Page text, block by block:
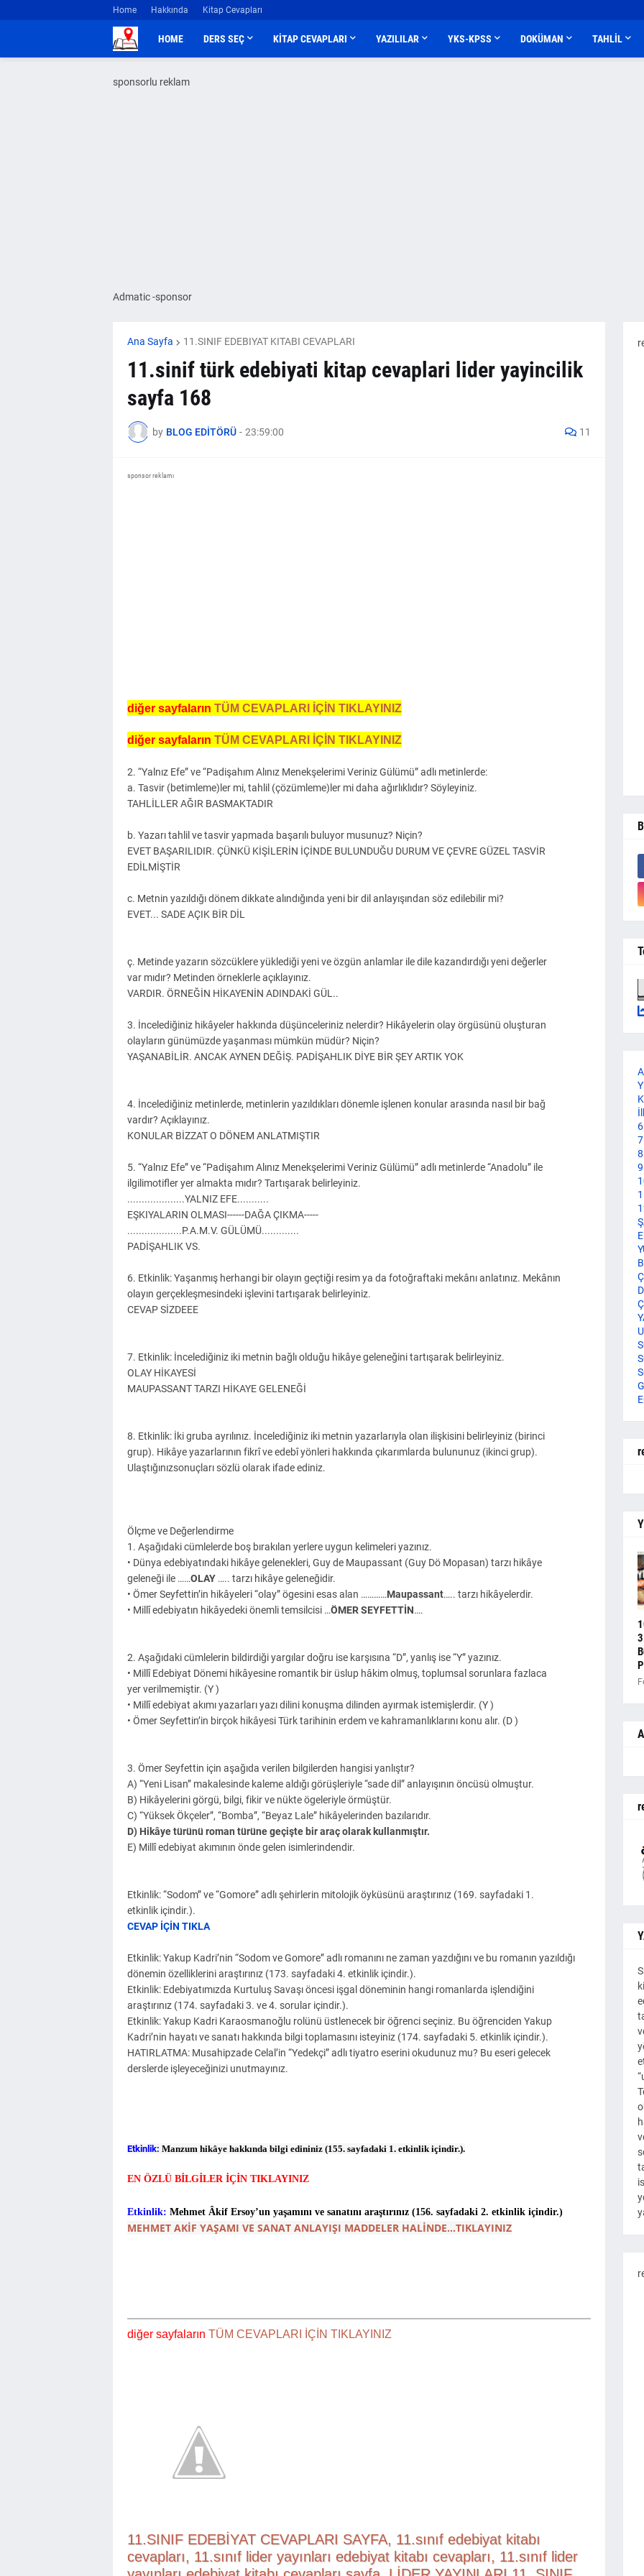
Home Hakkında Kitap Cevapları
HOME DERS SEÇ KİTAP CEVAPLARI YAZILILAR YKS-KPSS DOKÜMAN TAHLİL
sponsorlu reklam
Admatic -sponsor
Ana Sayfa 11.SINIF EDEBIYAT KITABI CEVAPLARI
11.sinif türk edebiyati kitap cevaplari lider yayincilik
sayfa 168
by BLOG EDİTÖRÜ - 23:59:00 11
sponsor reklamı
d iğer sayfaların TÜM CEVAPLARI İÇİN TIKLAYINIZ
d iğer sayfaların TÜM CEVAPLARI İÇİN TIKLAYINIZ
2. “Yalnız Efe” ve “Padişahım Alınız Menekşelerimi Veriniz Gülümü” adlı metinlerde:
a. Tasvir (betimleme)ler mi, tahlil (çözümleme)ler mi daha ağırlıklıdır? Söyleyiniz.
TAHLİLLER AĞIR BASMAKTADIR
b. Yazarı tahlil ve tasvir yapmada başarılı buluyor musunuz? Niçin?
EVET BAŞARILIDIR. ÇÜNKÜ KİŞİLERİN İÇİNDE BULUNDUĞU DURUM VE ÇEVRE GÜZEL TASVİR
EDİLMİŞTİR
c. Metnin yazıldığı dönem dikkate alındığında yeni bir dil anlayışından söz edilebilir mi?
EVET... SADE AÇIK BİR DİL
ç. Metinde yazarın sözcüklere yüklediği yeni ve özgün anlamlar ile dile kazandırdığı yeni değerler
var mıdır? Metinden örneklerle açıklayınız.
VARDIR. ÖRNEĞİN HİKAYENİN ADINDAKİ GÜL..
3. İncelediğiniz hikâyeler hakkında düşünceleriniz nelerdir? Hikâyelerin olay örgüsünü oluşturan
olayların günümüzde yaşanması mümkün müdür? Niçin?
YAŞANABİLİR. ANCAK AYNEN DEĞİŞ. PADİŞAHLIK DİYE BİR ŞEY ARTIK YOK
4. İncelediğiniz metinlerde, metinlerin yazıldıkları dönemle işlenen konular arasında nasıl bir bağ
vardır? Açıklayınız.
KONULAR BİZZAT O DÖNEM ANLATMIŞTIR
5. “Yalnız Efe” ve “Padişahım Alınız Menekşelerimi Veriniz Gülümü” adlı metinlerde “Anadolu” ile
ilgilimotifler yer almakta mıdır? Tartışarak belirleyiniz.
....................YALNIZ EFE...........
EŞKIYALARIN OLMASI------DAĞA ÇIKMA-----
...................P.A.M.V. GÜLÜMÜ.............
PADİŞAHLIK VS.
6. Etkinlik: Yaşanmış herhangi bir olayın geçtiği resim ya da fotoğraftaki mekânı anlatınız. Mekânın
olayın gerçekleşmesindeki işlevini tartışarak belirleyiniz.
CEVAP SİZDEEE
7. Etkinlik: İncelediğiniz iki metnin bağlı olduğu hikâye geleneğini tartışarak belirleyiniz.
OLAY HİKAYESİ
MAUPASSANT TARZI HİKAYE GELENEĞİ
8. Etkinlik: İki gruba ayrılınız. İncelediğiniz iki metnin yazarlarıyla olan ilişkisini belirleyiniz (birinci
grup). Hikâye yazarlarının fikrî ve edebî yönleri hakkında çıkarımlarda bulununuz (ikinci grup).
Ulaştığınızsonuçları sözlü olarak ifade ediniz.
Ölçme ve Değerlendirme
1. Aşağıdaki cümlelerde boş bırakılan yerlere uygun kelimeleri yazınız.
• Dünya edebiyatındaki hikâye gelenekleri, Guy de Maupassant (Guy Dö Mopasan) tarzı hikâye
geleneği ile ……OLAY ….. tarzı hikâye geleneğidir.
• Ömer Seyfettin’in hikâyeleri “olay” ögesini esas alan …………Maupassant….. tarzı hikâyelerdir.
• Millî edebiyatın hikâyedeki önemli temsilcisi …ÖMER SEYFETTİN….
2. Aşağıdaki cümlelerin bildirdiği yargılar doğru ise karşısına “D”, yanlış ise “Y” yazınız.
• Millî Edebiyat Dönemi hikâyesine romantik bir üslup hâkim olmuş, toplumsal sorunlara fazlaca
yer verilmemiştir. (Y )
• Millî edebiyat akımı yazarları yazı dilini konuşma dilinden ayırmak istemişlerdir. (Y )
• Ömer Seyfettin’in birçok hikâyesi Türk tarihinin erdem ve kahramanlıklarını konu alır. (D )
3. Ömer Seyfettin için aşağıda verilen bilgilerden hangisi yanlıştır?
A) “Yeni Lisan” makalesinde kaleme aldığı görüşleriyle “sade dil” anlayışının öncüsü olmuştur.
B) Hikâyelerini görgü, bilgi, fikir ve nükte ögeleriyle örmüştür.
C) “Yüksek Ökçeler”, “Bomba”, “Beyaz Lale” hikâyelerinden bazılarıdır.
D) Hikâye türünü roman türüne geçişte bir araç olarak kullanmıştır.
E) Millî edebiyat akımının önde gelen isimlerindendir.
Etkinlik: “Sodom” ve “Gomore” adlı şehirlerin mitolojik öyküsünü araştırınız (169. sayfadaki 1.
etkinlik içindir.).
CEVAP İÇİN TIKLA
Etkinlik: Yakup Kadri’nin “Sodom ve Gomore” adlı romanını ne zaman yazdığını ve bu romanın yazıldığı
dönemin özelliklerini araştırınız (173. sayfadaki 4. etkinlik içindir.).
Etkinlik: Edebiyatımızda Kurtuluş Savaşı öncesi işgal döneminin hangi romanlarda işlendiğini
araştırınız (174. sayfadaki 3. ve 4. sorular içindir.).
Etkinlik: Yakup Kadri Karaosmanoğlu rolünü üstlenecek bir öğrenci seçiniz. Bu öğrenciden Yakup
Kadri’nin hayatı ve sanatı hakkında bilgi toplamasını isteyiniz (174. sayfadaki 5. etkinlik içindir.).
HATIRLATMA: Musahipzade Celal’in “Yedekçi” adlı tiyatro eserini okudunuz mu? Bu eseri gelecek
derslerde işleyeceğinizi unutmayınız.
Etkinlik: Manzum hikâye hakkında bilgi edininiz (155. sayfadaki 1. etkinlik içindir.).
EN ÖZLÜ BİLGİLER İÇİN TIKLAYINIZ
Etkinlik: Mehmet Âkif Ersoy’un yaşamını ve sanatını araştırınız (156. sayfadaki 2. etkinlik içindir.)
MEHMET AKİF YAŞAMI VE SANAT ANLAYIŞI MADDELER HALİNDE...TIKLAYINIZ
diğer sayfaların TÜM CEVAPLARI İÇİN TIKLAYINIZ
11.SINIF EDEBİYAT CEVAPLARI SAYFA, 11.sınıf edebiyat kitabı
cevapları, 11.sınıf lider yayınları edebiyat kitabı cevapları, 11.sınıf lider